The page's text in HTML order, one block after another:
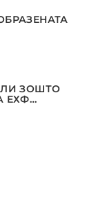
ЗОШТО
ЕХФ